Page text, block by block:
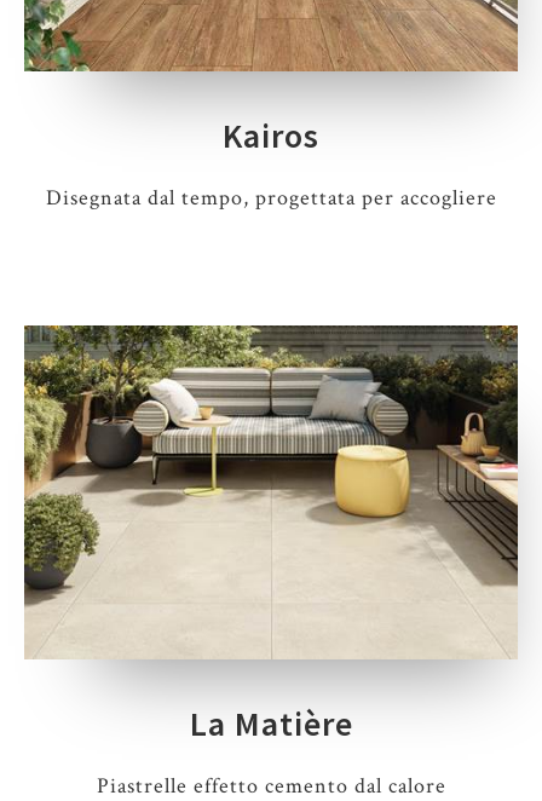
Kairos
Disegnata dal tempo, progettata per accogliere
La Matière
Piastrelle effetto cemento dal calore